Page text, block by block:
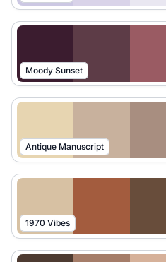
Moody Sunset
Antique Manuscript
1970 Vibes